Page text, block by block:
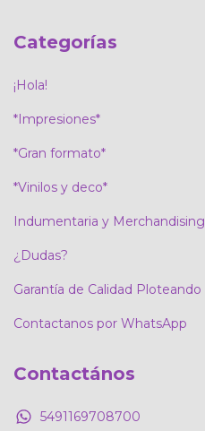
Categorías
¡Hola!
*Impresiones*
*Gran formato*
*Vinilos y deco*
Indumentaria y Merchandising
¿Dudas?
Garantía de Calidad Ploteando
Contactanos por WhatsApp
Contactános
5491169708700